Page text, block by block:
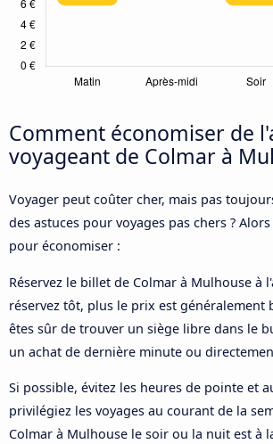
Comment économiser de
voyageant de Colmar à
Voyager peut coûter cher, mais pas
des astuces pour voyages pas chers ?
pour économiser :
Réservez le billet de Colmar à Mulhouse à
réservez tôt, plus le prix est généralement
êtes sûr de trouver un siège libre dans le
un achat de dernière minute ou
Si possible, évitez les heures de pointe et
privilégiez les voyages au courant de la
Colmar à Mulhouse le soir ou la nuit est à